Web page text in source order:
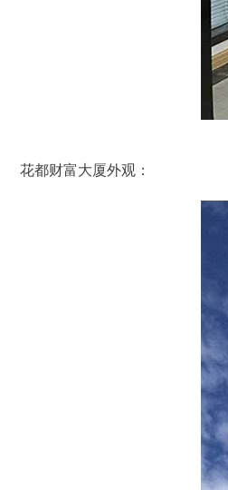
花都财富大厦外观：